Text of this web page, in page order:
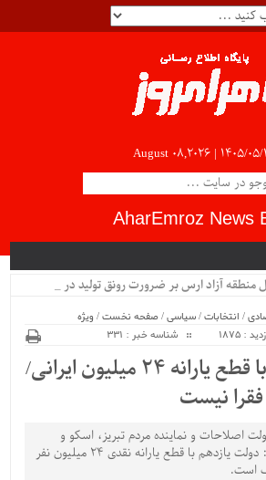
August 08,2026 | ۰۵/۱۷
AharEmroz News
منطقه آزاد ارس بر ضرورت رونق تولید در صنعت_
/ انتخابات/سیاسی/صفحه نخست/ ویژه
: 1875 شناسه خبر : 331
مخالفت دولت با قطع یارانه 24 میلیون ایرانی/
فقرا نیست
اصلاحات و نماینده مردم تبریز، اسکو و
آذرشهر در مجلس گفت: دولت یازدهم با قطع یارانه نقدی 24 میلیون نفر
است.